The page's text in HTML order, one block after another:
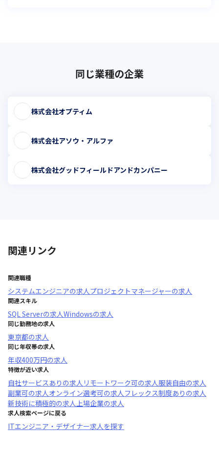
同じ業種の企業
株式会社オプティム
株式会社アソウ・アルファ
株式会社グッドフィールドアンドカンパニー
関連リンク
関連職種
システムエンジニアの求人プロジェクトマネージャーの求人
関連スキル
SQL Serverの求人Windowsの求人
同じ勤務地の求人
東京都の求人
同じ年収帯の求人
年収400万円の求人
特徴が近い求人
自社サービスあり の求人 リモートワーク可の求人服装自由の求人
副業可の求人オンライン選考可の求人フレックス制度あり の求人
新技術に積極的の求人上場企業の求人
求人検索ページに戻る
ITエンジニア・デザイナー求人を探す